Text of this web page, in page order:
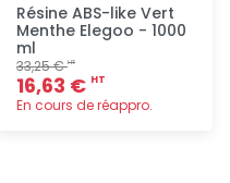
Résine ABS-like Vert
Menthe Elegoo - 1000
ml
33,25 €HT
16,63 € HT
En cours de réappro.